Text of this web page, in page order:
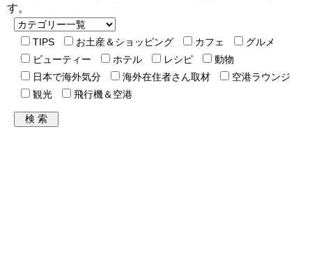
す。
TIPS お土産＆ショッピング カフェ
グルメ
ビューティー
ホテル レシピ
動物
日本で海外気分
海外在住者さん取材
空港ラウンジ
観光
飛行機＆空港